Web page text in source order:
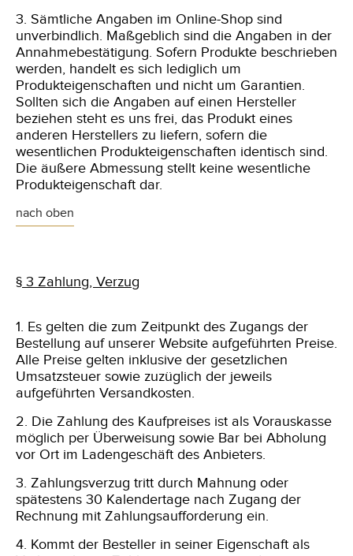
3. Sämtliche Angaben im Online-Shop sind
unverbindlich. Maßgeblich sind die Angaben in der
Annahmebestätigung. Sofern Produkte beschrieben
werden, handelt es sich lediglich um
Produkteigenschaften und nicht um Garantien.
Sollten sich die Angaben auf einen Hersteller
beziehen steht es uns frei, das Produkt eines
anderen Herstellers zu liefern, sofern die
wesentlichen Produkteigenschaften identisch sind.
Die äußere Abmessung stellt keine wesentliche
Produkteigenschaft dar.
nach oben
§ 3 Zahlung, Verzug
1. Es gelten die zum Zeitpunkt des Zugangs der
Bestellung auf unserer Website aufgeführten Preise.
Alle Preise gelten inklusive der gesetzlichen
Umsatzsteuer sowie zuzüglich der jeweils
aufgeführten Versandkosten.
2. Die Zahlung des Kaufpreises ist als Vorauskasse
möglich per Überweisung sowie Bar bei Abholung
vor Ort im Ladengeschäft des Anbieters.
3. Zahlungsverzug tritt durch Mahnung oder
spätestens 30 Kalendertage nach Zugang der
Rechnung mit Zahlungsaufforderung ein.
4. Kommt der Besteller in seiner Eigenschaft als